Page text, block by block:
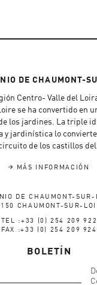
DE CHAUMONT-
Centro- Valle del
se ha convertido en
los jardines. La triple
y jardinística lo
de los castillos
MÁS INFORMACIÓN
DE CHAUMONT-SUR-
CHAUMONT-SUR-
TEL :+33 (0) 254 209 922
FAX :+33 (0) 254 209 924
BOLETÍN